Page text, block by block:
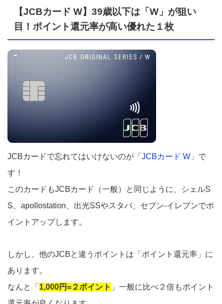
【JCBカード W】39歳以下は「W」が狙い
目！ポイント還元率が高い優れた１枚
JCBカードで忘れてはいけないのが「 JCBカード W 」で
す！
このカードもJCBカード（一般）と同じように、シェルS
S、apollostation、出光SSやスタバ、セブン-イレブンでポ
イントアップします。
しかし、他のJCBと違うポイントは「ポイント還元率」に
あります。
なんと「 1,000円=２ポイント 」一般に比べ２倍もポイント